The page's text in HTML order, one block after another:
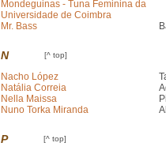
Mondeguinas - Tuna Feminina da
Universidade de Coimbra
Mr. Bass
N [^ top]
Nacho López
Natália Correia
Nella Maissa
Nuno Torka Miranda
P [^ top]